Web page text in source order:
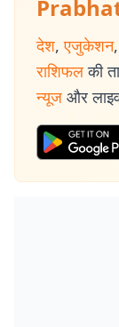
देश, एजुकेशन,
राशिफल की
न्यूज और